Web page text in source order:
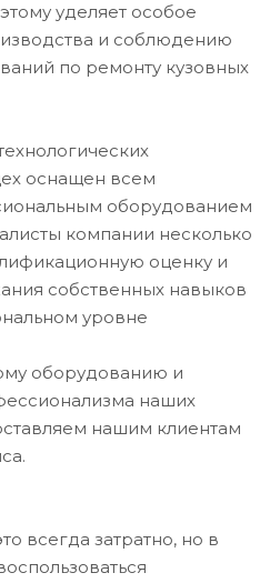
уделяет особое
и соблюдению
по ремонту кузовных
оснащен всем
оборудованием
компании несколько
оценку и
собственных навыков
уровне
оборудованию и
наших
нашим клиентам
всегда затратно, но в